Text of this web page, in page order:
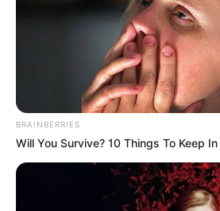
COMPARTIR
UNIRSE AL CANAL DE
Crece la preocupación en Medellín
suministrados por parte del
los estudiantes de educación
manifestado su intranquilidad por
BRAINBERRIES
Will You Survive? 10 Things To Keep